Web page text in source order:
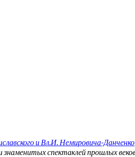
и Вл.И. Немировича-Данченко
знаменитых спектаклей прошлых